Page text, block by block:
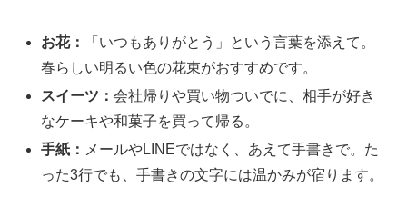
お花：
「いつもありがとう」という言葉を添えて。
春らしい明るい色の花束がおすすめです。
スイーツ：会社帰りや買い物ついでに、相手が好き
なケーキや和菓子を買って帰る。
手紙： メールやLINEではなく、あえて手書きで。た
った3行でも、手書きの文字には温かみが宿ります。